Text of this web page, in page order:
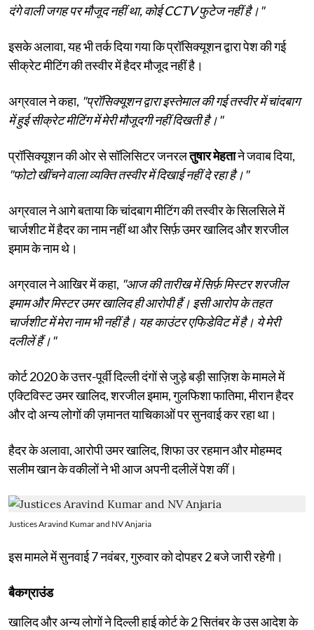
दंगे वाली जगह पर मौजूद नहीं था, कोई CCTV फुटेज नहीं है।"
इसके अलावा, यह भी तर्क दिया गया कि प्रॉसिक्यूशन द्वारा पेश की गई
सीक्रेट मीटिंग की तस्वीर में हैदर मौजूद नहीं है।
अग्रवाल ने कहा, "प्रॉसिक्यूशन द्वारा इस्तेमाल की गई तस्वीर में चांदबाग
में हुई सीक्रेट मीटिंग में मेरी मौजूदगी नहीं दिखती है।"
प्रॉसिक्यूशन की ओर से सॉलिसिटर जनरलतुषार मेहताने जवाब दिया,
"फोटो खींचने वाला व्यक्ति तस्वीर में दिखाई नहीं दे रहा है।"
अग्रवाल ने आगे बताया कि चांदबाग मीटिंग की तस्वीर के सिलसिले में
चार्जशीट में हैदर का नाम नहीं था और सिर्फ़ उमर खालिद और शरजील
इमाम के नाम थे।
अग्रवाल ने आखिर में कहा, "आज की तारीख में सिर्फ़ मिस्टर शरजील
इमाम और मिस्टर उमर खालिद ही आरोपी हैं। इसी आरोप के तहत
चार्जशीट में मेरा नाम भी नहीं है। यह काउंटर एफिडेविट में है। ये मेरी
दलीलें हैं।"
कोर्ट 2020 के उत्तर-पूर्वी दिल्ली दंगों से जुड़े बड़ी साज़िश के मामले में
एक्टिविस्ट उमर खालिद, शरजील इमाम, गुलफिशा फातिमा, मीरान हैदर
और दो अन्य लोगों की ज़मानत याचिकाओं पर सुनवाई कर रहा था।
हैदर के अलावा, आरोपी उमर खालिद, शिफा उर रहमान और मोहम्मद
सलीम खान के वकीलों ने भी आज अपनी दलीलें पेश कीं।
Justices Aravind Kumar and NV Anjaria
इस मामले में सुनवाई 7 नवंबर, गुरुवार को दोपहर 2 बजे जारी रहेगी।
बैकग्राउंड
खालिद और अन्य लोगों ने दिल्ली हाई कोर्ट के 2 सितंबर के उस आदेश के